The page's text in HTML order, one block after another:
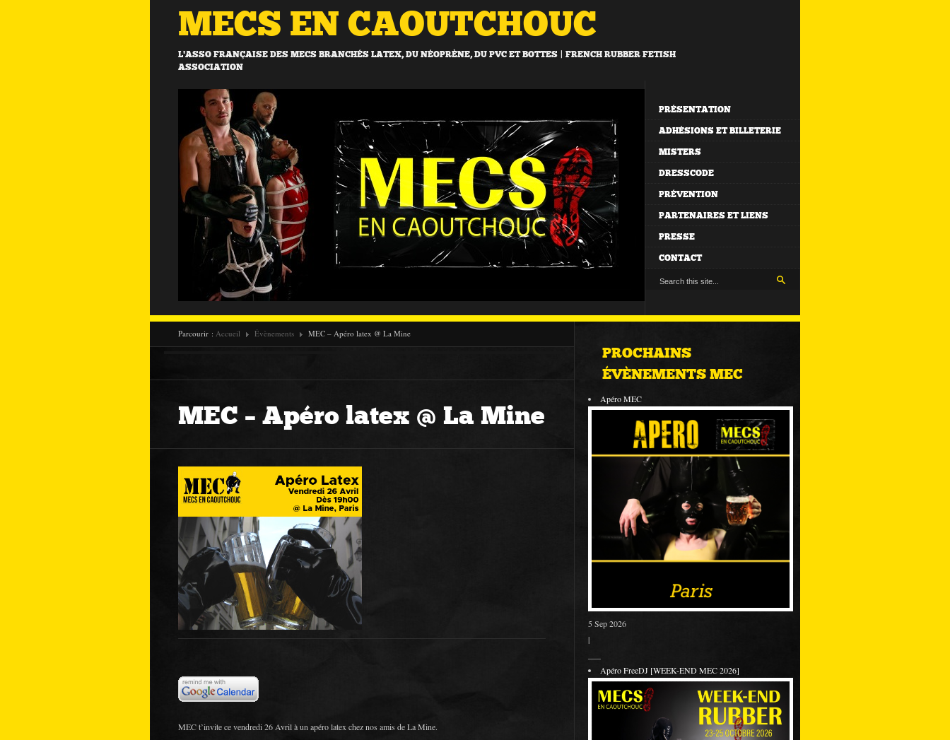
MECS EN CAOUTCHOUC
L'ASSO FRANÇAISE DES MECS BRANCHÉS LATEX, DU NÉOPRÈNE, DU PVC ET BOTTES | FRENCH RUBBER FETISH
ASSOCIATION
PRÉSENTATION
ADHÉSIONS ET BILLETERIE
MISTERS
DRESSCODE
PRÉVENTION
PARTENAIRES ET LIENS
PRESSE
CONTACT
Parcourir : Accueil Évènements MEC – Apéro latex @ La Mine
MEC – Apéro latex @ La Mine
MEC t’invite ce vendredi 26 Avril à un apéro latex chez nos amis de La Mine.
PROCHAINS
ÉVÈNEMENTS MEC
Apéro MEC
5 Sep 2026
|
Apéro FreeDJ [WEEK-END MEC 2026]